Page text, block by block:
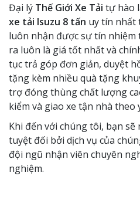
Đại lý Thế Giới Xe Tải tự hào
xe tải Isuzu 8 tấn uy tín nhất
luôn nhận được sự tín nhiệm
ra luôn là giá tốt nhất và
tục trả góp đơn giản, duyệt
tặng kèm nhiều quà tặng
trợ đóng thùng chất lượng
kiểm và giao xe tận nhà theo
Khi đến với chúng tôi, bạn
tuyệt đối bởi dịch vụ của
đội ngũ nhận viên chuyên
nghiệm.